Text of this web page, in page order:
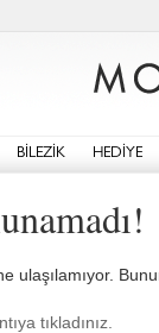
BİLEZİK HEDİYE
ulaşılamıyor.
tıkladınız.